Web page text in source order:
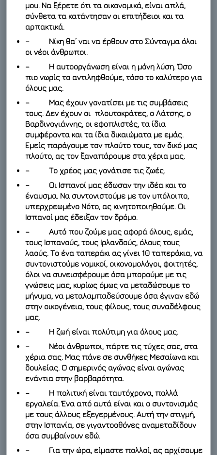
μου. Να ξέρετε ότι τα οικονομικά, είναι απλά,
σύνθετα τα κατάντησαν οι επιτήδειοι και τα
αρπακτικά.
– Νίκη θα’ ναι να έρθουν στο Σύνταγμα όλοι
οι νέοι άνθρωποι.
– Η αυτοοργάνωση είναι η μόνη λύση. Όσο
πιο νωρίς το αντιληφθούμε, τόσο το καλύτερο για
όλους μας.
– Μας έχουν γονατίσει με τις συμβάσεις
τους. Δεν έχουν οι πλουτοκράτες, ο Λάτσης, ο
Βαρδινογιάννης, οι εφοπλιστές, τα ίδια
συμφέροντα και τα ίδια δικαιώματα με εμάς.
Εμείς παράγουμε τον πλούτο τους, τον δικό μας
πλούτο, ας τον ξαναπάρουμε στα χέρια μας.
– Το χρέος μας γονάτισε τις ζωές.
– Οι Ισπανοί μας έδωσαν την ιδέα και το
έναυσμα. Να συντονιστούμε με τον υπόλοιπο,
υπερχρεωμένο Νότο, ας κινητοποιηθούμε. Οι
Ισπανοί μας έδειξαν τον δρόμο.
– Αυτό που ζούμε μας αφορά όλους, εμάς,
τους Ισπανούς, τους Ιρλανδούς, όλους τους
λαούς. Το ένα ταπεράκι ας γίνει 10 ταπεράκια, να
συντονιστούμε νομικοί, οικονομολόγοι, φοιτητές,
όλοι να συνεισφέρουμε όσα μπορούμε με τις
γνώσεις μας, κυρίως όμως να μεταδώσουμε το
μήνυμα, να μεταλαμπαδεύσουμε όσα έγιναν εδώ
στην οικογένεια, τους φίλους, τους συναδέλφους
μας.
– Η ζωή είναι πολύτιμη για όλους μας.
– Νέοι άνθρωποι, πάρτε τις τύχες σας, στα
χέρια σας. Μας πάνε σε συνθήκες Μεσαίωνα και
δουλείας. Ο σημερινός αγώνας είναι αγώνας
ενάντια στην βαρβαρότητα.
– Η πολιτική είναι ταυτόχρονα, πολλά
εργαλεία. Ένα από αυτά είναι και ο συντονισμός
με τους άλλους εξεγερμένους. Αυτή την στιγμή,
στην Ισπανία, σε γιγαντοοθόνες αναμεταδίδουν
όσα συμβαίνουν εδώ.
– Για την ώρα, είμαστε πολλοί, ας αρχίσουμε